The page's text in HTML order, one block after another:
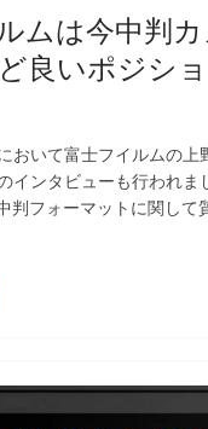
ムは今中判
良いポジシ
おいて富士フイルムの上
インタビューも行われま
判フォーマットに関して